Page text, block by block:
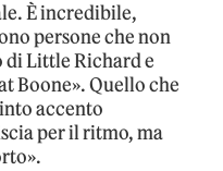
È incredibile,
persone che non
di Little Richard e
Boone». Quello che
accento
per il ritmo, ma